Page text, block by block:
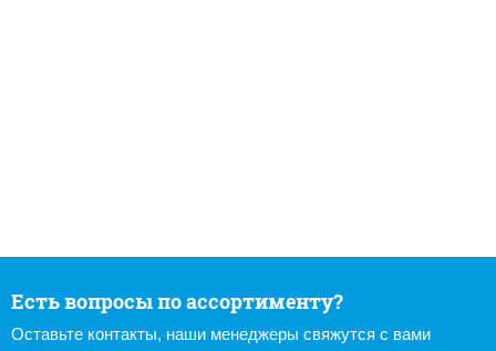
Есть вопросы по ассортименту?
Оставьте контакты, наши менеджеры свяжутся с вами